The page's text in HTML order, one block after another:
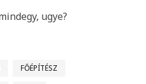
ugye?
FŐÉPÍTÉSZ